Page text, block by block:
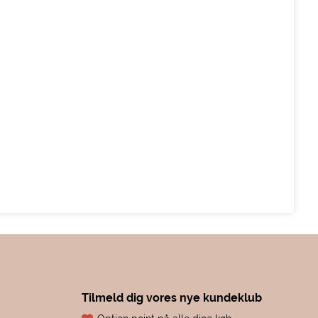
Tilmeld dig vores nye kundeklub